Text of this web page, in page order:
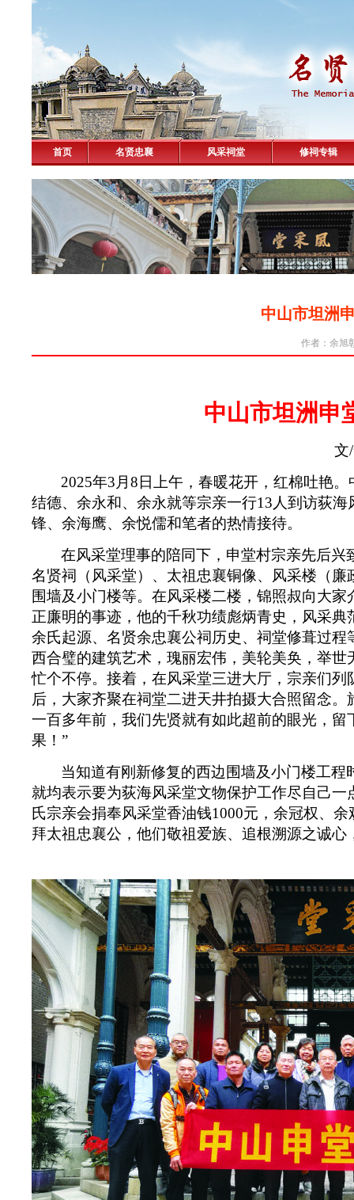
首页 名贤忠襄 风采祠堂 修祠专辑
中山市坦洲
作者：余旭
中山市坦洲申
文/
2025年3 月8 日上午，春暖花开，红棉吐艳
结德、余永和、余永就等宗亲一行13 人到访荻海
锋、余海鹰、余悦儒和笔者的热情接待。
在风采堂理事的陪同下，申堂村宗亲先后
名贤祠（风采堂）、太祖忠襄铜像、风采楼（
围墙及小门楼等。在风采楼二楼，锦照叔向大
正廉明的事迹，他的千秋功绩彪炳青史，风采
余氏起源、名贤余忠襄公祠历史、祠堂修葺过
西合璧的建筑艺术，瑰丽宏伟，美轮美奂，举世
忙个不停。接着，在风采堂三进大厅，宗亲们
后，大家齐聚在祠堂二进天井拍摄大合照留念
一百多年前，我们先贤就有如此超前的眼光，
果！”
当知道有刚 新修复的西边围墙及小门楼工
就均表示要为荻海风采堂文物保护工作尽自己
氏宗亲会捐奉风采堂香油钱1000元，余冠权、
拜太祖忠襄公，他们敬祖爱族、追根溯源之诚心